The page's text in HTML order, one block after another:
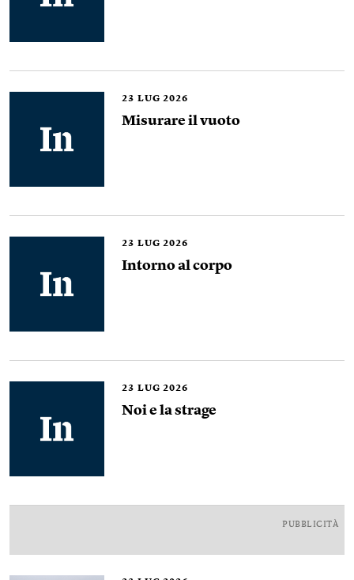
23 LUG 2026
Misurare il vuoto
23 LUG 2026
Intorno al corpo
23 LUG 2026
Noi e la strage
PUBBLICITÀ